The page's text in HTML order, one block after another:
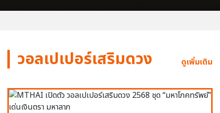
วอลเปเปอร์เสริมดวง ดูเพิ่มเติม